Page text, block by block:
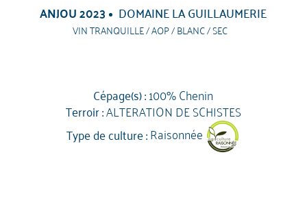
ANJOU 2023 DOMAINE LA GUILLAUMERIE
VIN TRANQUILLE / AOP / BLANC / SEC
Cépage(s) :100% Chenin
Terroir :ALTERATION DE SCHISTES
Type de culture :Raisonnée